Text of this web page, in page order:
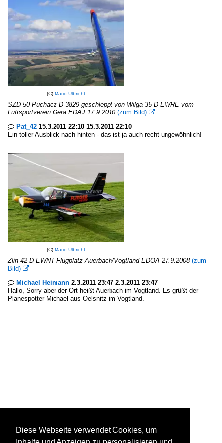
(C) Mario Ulbricht
SZD 50 Puchacz D-3829 geschleppt von Wilga 35 D-EWRE vom
Luftsportverein Gera EDAJ 17.9.2010 (zum Bild) 
 Pat_42 15.3.2011 22:10 15.3.2011 22:10
Ein toller Ausblick nach hinten - das ist ja auch recht ungewöhnlich!
(C) Mario Ulbricht
Zlin 42 D-EWNT Flugplatz Auerbach/Vogtland EDOA 27.9.2008 (zum
Bild) 
 Michael Heimann 2.3.2011 23:47 2.3.2011 23:47
Hallo, Sorry aber der Ort heißt Auerbach im Vogtland. Es grüßt der
Planespotter Michael aus Oelsnitz im Vogtland.
Diese Webseite verwendet Cookies, um